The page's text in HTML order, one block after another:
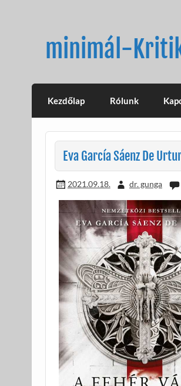
minimál-
Kezdőlap Rólunk
Eva García Sáenz De
2021.09.18. dr. gunga